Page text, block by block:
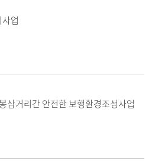
업
삼거리간 안전한 보행환경조성사업